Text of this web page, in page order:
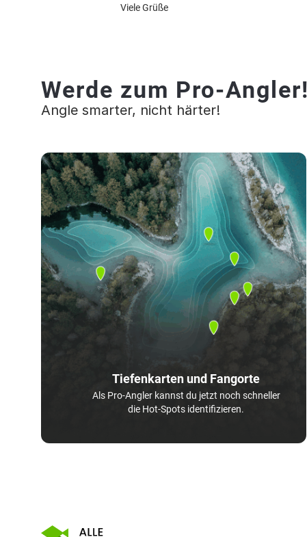
Viele Grüße
Werde zum Pro-Angler!
Angle smarter, nicht härter!
Tiefenkarten und Fangorte
Als Pro-Angler kannst du jetzt noch schneller
die Hot-Spots identifizieren.